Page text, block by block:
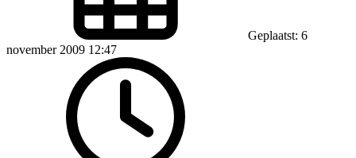
Geplaatst: 6
november 2009 12:47